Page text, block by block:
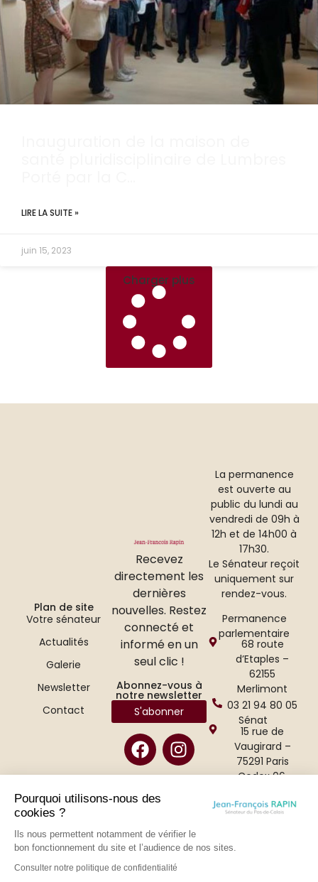
Pourquoi utilisons-nous des
cookies ?
Ils nous permettent notamment de vérifier le
bon fonctionnement du site et l’audience de nos sites.
Consulter notre politique de confidentialité
LIRE LA SUITE »
juin 15, 2023
Charger plus
Recevez
directement les
dernières
nouvelles. Restez
connecté et
informé en un
seul clic !
Abonnez-vous à
notre newsletter
S'abonner
La permanence
est ouverte au
public du lundi au
vendredi de 09h à
12h et de 14h00 à
17h30.
Le Sénateur reçoit
uniquement sur
rendez-vous.
Permanence
parlementaire
68 route
d’Etaples –
62155
Merlimont
03 21 94 80 05
Sénat
15 rue de
Vaugirard –
75291 Paris
Cedex 06.
Plan de site
Votre sénateur
Actualités
Galerie
Newsletter
Contact